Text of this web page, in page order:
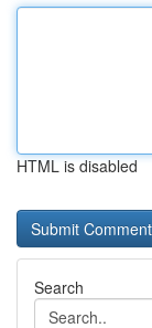
HTML is disabled
Search